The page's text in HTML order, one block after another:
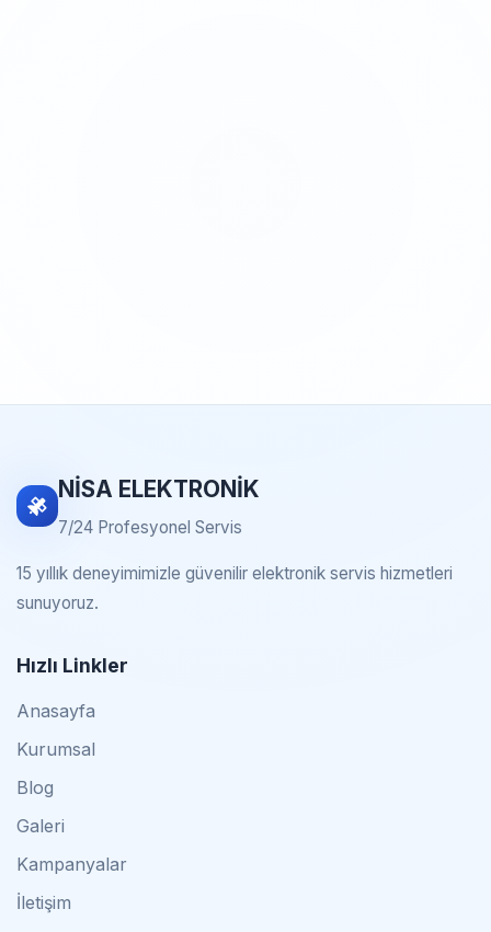
NİSA ELEKTRONİK
7/24 Profesyonel Servis
15 yıllık deneyimimizle güvenilir elektronik servis hizmetleri
sunuyoruz.
Hızlı Linkler
Anasayfa
Kurumsal
Blog
Galeri
Kampanyalar
İletişim